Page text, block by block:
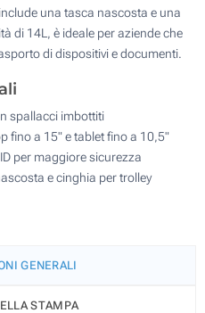
una tasca nascosta e una
di 14L, è ideale per aziende che
di dispositivi e documenti.
spallacci imbottiti
fino a 15" e tablet fino a 10,5"
per maggiore sicurezza
e cinghia per trolley
GENERALI
STAMPA